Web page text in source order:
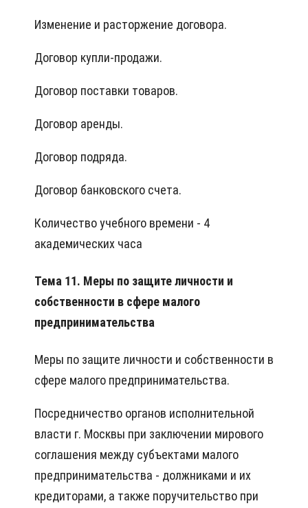
Изменение и расторжение договора.
Договор купли-продажи.
Договор поставки товаров.
Договор аренды.
Договор подряда.
Договор банковского счета.
Количество учебного времени - 4
академических часа
Тема 11. Меры по защите личности и
собственности в сфере малого
предпринимательства
Меры по защите личности и собственности в
сфере малого предпринимательства.
Посредничество органов исполнительной
власти г. Москвы при заключении мирового
соглашения между субъектами малого
предпринимательства - должниками и их
кредиторами, а также поручительство при